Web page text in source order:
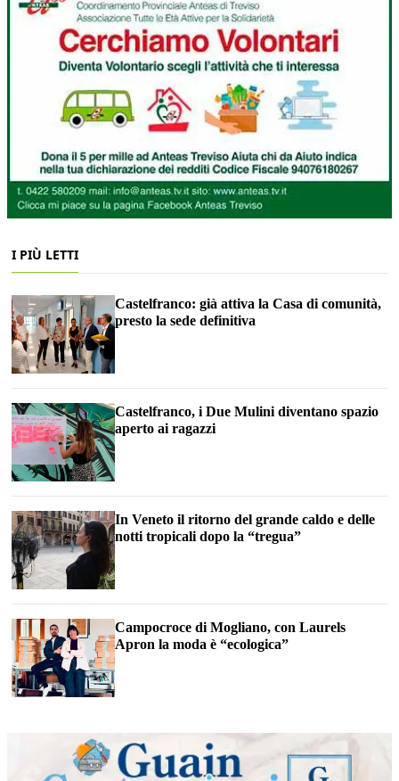
I PIÙ LETTI
Castelfranco: già attiva la Casa di comunità,
presto la sede definitiva
Castelfranco, i Due Mulini diventano spazio
aperto ai ragazzi
In Veneto il ritorno del grande caldo e delle
notti tropicali dopo la “tregua”
Campocroce di Mogliano, con Laurels
Apron la moda è “ecologica”